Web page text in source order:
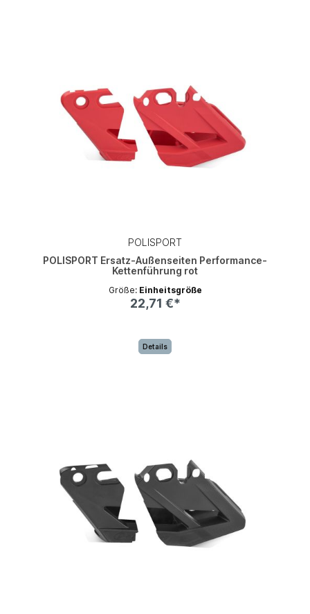
POLISPORT
POLISPORT Ersatz-Außenseiten Performance-
Kettenführung rot
Größe: Einheitsgröße
22,71 €*
Details